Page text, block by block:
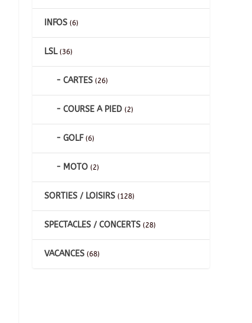
INFOS (6)
LSL(36)
CARTES (26)
COURSE A PIED (2)
GOLF (6)
MOTO (2)
SORTIES / LOISIRS (128)
SPECTACLES / CONCERTS (28)
VACANCES (68)